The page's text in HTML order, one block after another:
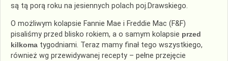
są tą porą roku na jesiennych polach poj.Drawskiego.
O możliwym kolapsie Fannie Mae i Freddie Mac (F&F)
pisaliśmy przed blisko rokiem, a o samym kolapsie przed
kilkoma tygodniami. Teraz mamy finał tego wszystkiego,
również wg przewidywanej recepty – pełne przejęcie